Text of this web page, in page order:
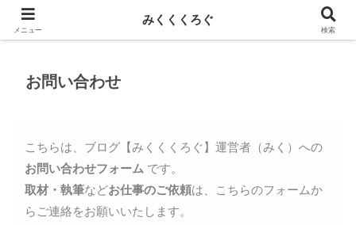
新しい記事はnoteに投稿しています！
お問い合わせ
こちらは、ブログ【みくくくろぐ】運営者（みく）への
お問い合わせフォーム です。
取材・執筆などお仕事のご依頼は、こちらのフォームか
らご連絡をお願いいたします。
メニュー
みくくくろぐ
検索